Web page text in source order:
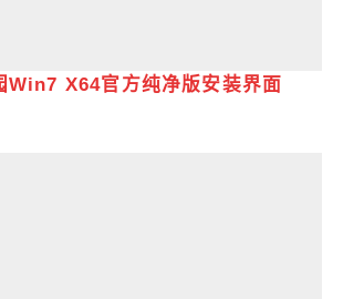
Win7 X64官方纯净版安装界面